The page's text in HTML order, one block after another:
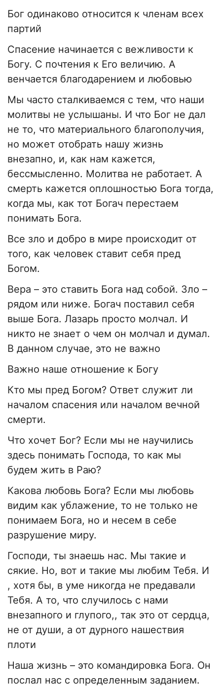
Бог одинаково относится к членам всех
партий
Спасение начинается с вежливости к
Богу. С почтения к Его величию. А
венчается благодарением и любовью
Мы часто сталкиваемся с тем, что наши
молитвы не услышаны. И что Бог не дал
не то, что материального благополучия,
но может отобрать нашу жизнь
внезапно, и, как нам кажется,
бессмысленно. Молитва не работает. А
смерть кажется оплошностью Бога тогда,
когда мы, как тот Богач перестаем
понимать Бога.
Все зло и добро в мире происходит от
того, как человек ставит себя пред
Богом.
Вера – это ставить Бога над собой. Зло –
рядом или ниже. Богач поставил себя
выше Бога. Лазарь просто молчал. И
никто не знает о чем он молчал и думал.
В данном случае, это не важно
Важно наше отношение к Богу
Кто мы пред Богом? Ответ служит ли
началом спасения или началом вечной
смерти.
Что хочет Бог? Если мы не научились
здесь понимать Господа, то как мы
будем жить в Раю?
Какова любовь Бога? Если мы любовь
видим как ублажение, то не только не
понимаем Бога, но и несем в себе
разрушение миру.
Господи, ты знаешь нас. Мы такие и
сякие. Но, вот и такие мы любим Тебя. И
, хотя бы, в уме никогда не предавали
Тебя. А то, что случилось с нами
внезапного и глупого,, так это от сердца,
не от души, а от дурного нашествия
плоти
Наша жизнь – это командировка Бога. Он
послал нас с определенным заданием.